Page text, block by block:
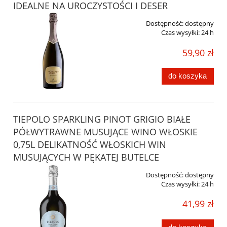
IDEALNE NA UROCZYSTOŚCI I DESER
Dostępność:dostępny
Czas wysyłki:24 h
59,90 zł
do koszyka
TIEPOLO SPARKLING PINOT GRIGIO BIAŁE
PÓŁWYTRAWNE MUSUJĄCE WINO WŁOSKIE
0,75L DELIKATNOŚĆ WŁOSKICH WIN
MUSUJĄCYCH W PĘKATEJ BUTELCE
Dostępność:dostępny
Czas wysyłki:24 h
41,99 zł